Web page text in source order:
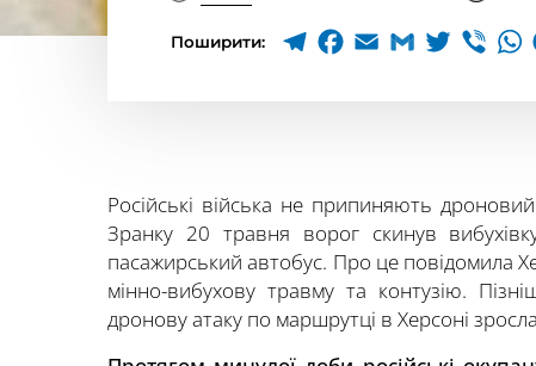
Поширити:
Російські війська не припиняють
Зранку 20 травня ворог скинув
пасажирський автобус. Про це повідомила
мінно-вибухову травму та контузію.
дронову атаку по маршрутці в Херсоні